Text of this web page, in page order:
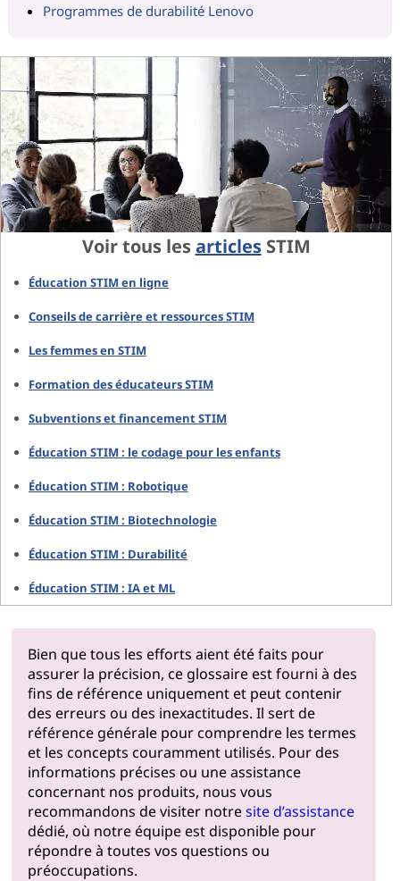
Programmes de durabilité Lenovo
Voir tous lesarticlesSTIM
Éducation STIM en ligne
Conseils de carrière et ressources STIM
Les femmes en STIM
Formation des éducateurs STIM
Subventions et financement STIM
Éducation STIM : le codage pour les enfants
Éducation STIM : Robotique
Éducation STIM : Biotechnologie
Éducation STIM : Durabilité
Éducation STIM : IA et ML
Bien que tous les efforts aient été faits pour
assurer la précision, ce glossaire est fourni à des
fins de référence uniquement et peut contenir
des erreurs ou des inexactitudes. Il sert de
référence générale pour comprendre les termes
et les concepts couramment utilisés. Pour des
informations précises ou une assistance
concernant nos produits, nous vous
recommandons de visiter notresite d’assistance
dédié, où notre équipe est disponible pour
répondre à toutes vos questions ou
préoccupations.